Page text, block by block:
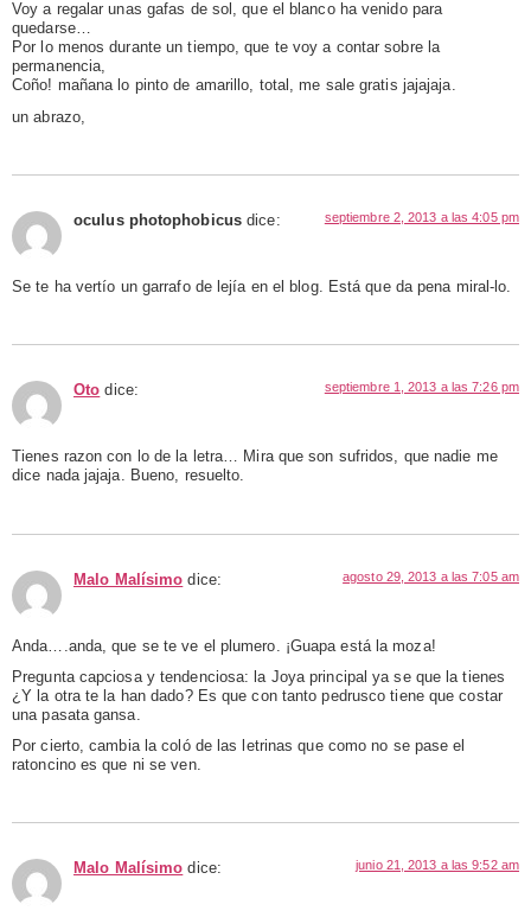
Voy a regalar unas gafas de sol, que el blanco ha venido para
quedarse…
Por lo menos durante un tiempo, que te voy a contar sobre la
permanencia,
Coño! mañana lo pinto de amarillo, total, me sale gratis jajajaja.
un abrazo,
oculus photophobicus dice: septiembre 2, 2013 a las 4:05 pm
Se te ha vertío un garrafo de lejía en el blog. Está que da pena miral-lo.
Oto dice: septiembre 1, 2013 a las 7:26 pm
Tienes razon con lo de la letra… Mira que son sufridos, que nadie me
dice nada jajaja. Bueno, resuelto.
Malo Malísimo dice: agosto 29, 2013 a las 7:05 am
Anda….anda, que se te ve el plumero. ¡Guapa está la moza!
Pregunta capciosa y tendenciosa: la Joya principal ya se que la tienes
¿Y la otra te la han dado? Es que con tanto pedrusco tiene que costar
una pasata gansa.
Por cierto, cambia la coló de las letrinas que como no se pase el
ratoncino es que ni se ven.
Malo Malísimo dice: junio 21, 2013 a las 9:52 am